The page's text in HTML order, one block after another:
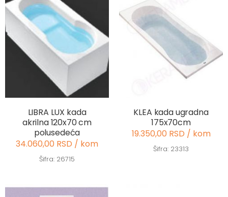
LIBRA LUX kada
akrilna 120x70 cm
polusedeća
34.060,00 RSD / kom
Šifra: 26715
KLEA kada ugradna
175x70cm
19.350,00 RSD / kom
Šifra: 23313